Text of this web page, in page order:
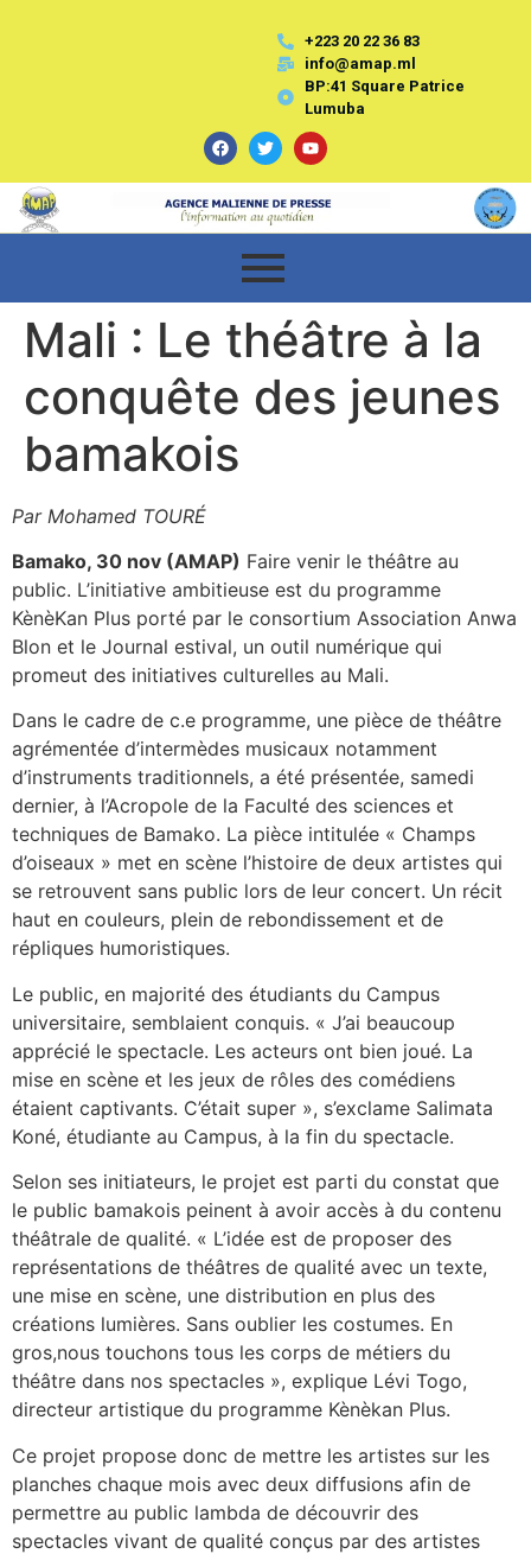
+223 20 22 36 83
info@amap.ml
BP:41 Square Patrice
Lumuba
Mali : Le théâtre à la
conquête des jeunes
bamakois
Par Mohamed TOURÉ
Bamako, 30 nov (AMAP) Faire venir le théâtre au
public. L’initiative ambitieuse est du programme
KènèKan Plus porté par le consortium Association Anwa
Blon et le Journal estival, un outil numérique qui
promeut des initiatives culturelles au Mali.
Dans le cadre de c.e programme, une pièce de théâtre
agrémentée d’intermèdes musicaux notamment
d’instruments traditionnels, a été présentée, samedi
dernier, à l’Acropole de la Faculté des sciences et
techniques de Bamako. La pièce intitulée « Champs
d’oiseaux » met en scène l’histoire de deux artistes qui
se retrouvent sans public lors de leur concert. Un récit
haut en couleurs, plein de rebondissement et de
répliques humoristiques.
Le public, en majorité des étudiants du Campus
universitaire, semblaient conquis. « J’ai beaucoup
apprécié le spectacle. Les acteurs ont bien joué. La
mise en scène et les jeux de rôles des comédiens
étaient captivants. C’était super », s’exclame Salimata
Koné, étudiante au Campus, à la fin du spectacle.
Selon ses initiateurs, le projet est parti du constat que
le public bamakois peinent à avoir accès à du contenu
théâtrale de qualité. « L’idée est de proposer des
représentations de théâtres de qualité avec un texte,
une mise en scène, une distribution en plus des
créations lumières. Sans oublier les costumes. En
gros,nous touchons tous les corps de métiers du
théâtre dans nos spectacles », explique Lévi Togo,
directeur artistique du programme Kènèkan Plus.
Ce projet propose donc de mettre les artistes sur les
planches chaque mois avec deux diffusions afin de
permettre au public lambda de découvrir des
spectacles vivant de qualité conçus par des artistes